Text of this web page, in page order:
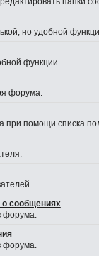
но удобной
функции
форума.
при помощи списка
о сообщениях
форума.
форума.